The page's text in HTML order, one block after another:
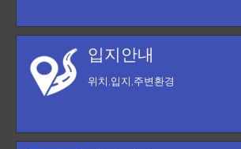
입지안내
위치,입지,주변환경